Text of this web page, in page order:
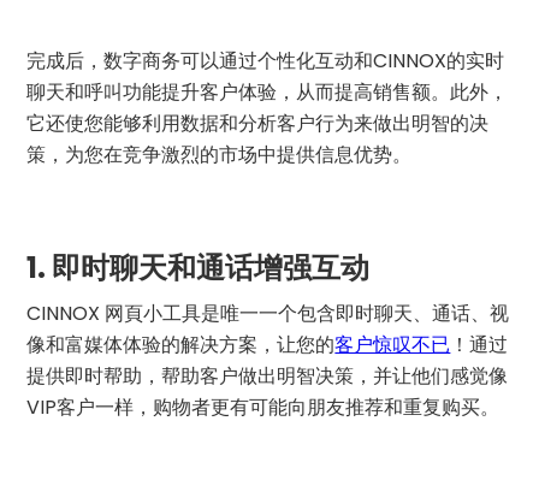
完成后，数字商务可以通过个性化互动和CINNOX的实时
聊天和呼叫功能提升客户体验，从而提高销售额。此外，
它还使您能够利用数据和分析客户行为来做出明智的决
策，为您在竞争激烈的市场中提供信息优势。
1. 即时聊天和通话增强互动
CINNOX 网頁小工具是唯一一个包含即时聊天、通话、视
像和富媒体体验的解决方案，让您的客户惊叹不已 ！通过
提供即时帮助，帮助客户做出明智决策，并让他们感觉像
VIP客户一样，购物者更有可能向朋友推荐和重复购买。